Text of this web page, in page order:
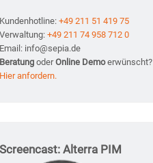
Kundenhotline: +49 211 51 419 75
Verwaltung: +49 211 74 958 712 0
Email: info@sepia.de
Beratung oderOnline Demoerwünscht?
Hier anfordern.
Screencast: Alterra PIM